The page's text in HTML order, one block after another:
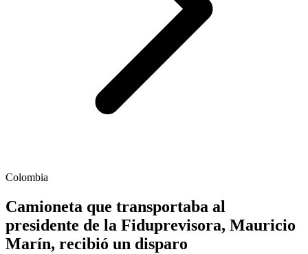
Colombia
Camioneta que transportaba al
presidente de la Fiduprevisora, Mauricio
Marín, recibió un disparo